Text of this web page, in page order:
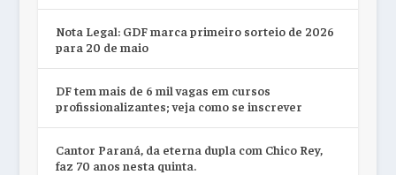
Nota Legal: GDF marca primeiro sorteio de 2026
para 20 de maio
DF tem mais de 6 mil vagas em cursos
profissionalizantes; veja como se inscrever
Cantor Paraná, da eterna dupla com Chico Rey,
faz 70 anos nesta quinta.